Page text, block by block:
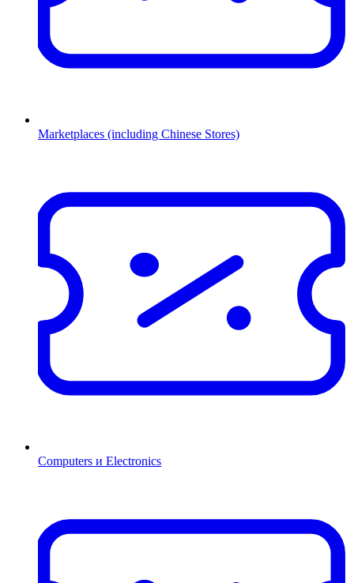
Marketplaces (including Chinese Stores)
Computers и Electronics